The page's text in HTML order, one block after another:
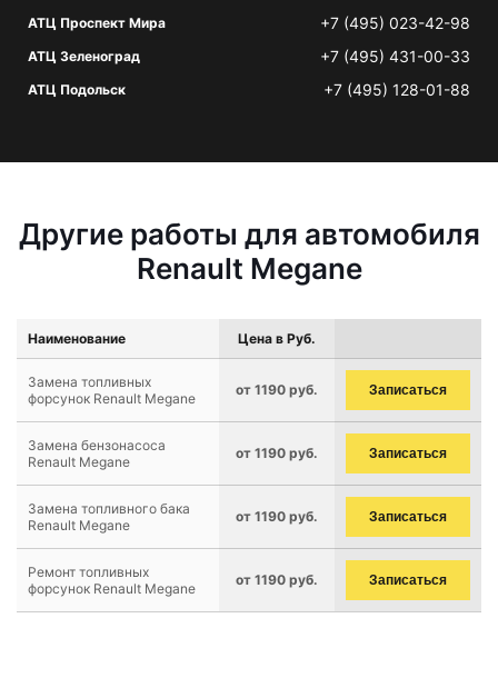
АТЦ Проспект Мира +7 (495) 023-42-98
АТЦ Зеленоград +7 (495) 431-00-33
АТЦ Подольск +7 (495) 128-01-88
Другие работы для автомобиля
Renault Megane
Наименование Цена в Руб.
Замена топливных
форсунок Renault Megane
от 1190 руб. Записаться
Замена бензонасоса
Renault Megane
от 1190 руб. Записаться
Замена топливного бака
Renault Megane
от 1190 руб. Записаться
Ремонт топливных
форсунок Renault Megane
от 1190 руб. Записаться